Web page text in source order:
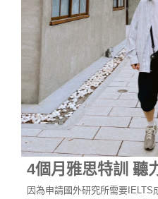
4個月雅思特訓 聽
因為申請國外研究所需要